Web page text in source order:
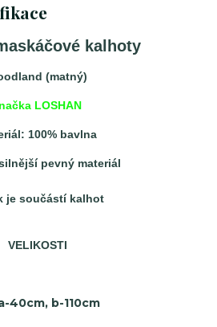
kalhoty
(matný)
LOSHAN
100% bavlna
pevný materiál
je součástí kalhot
VELIKOSTI
40cm, b-110cm